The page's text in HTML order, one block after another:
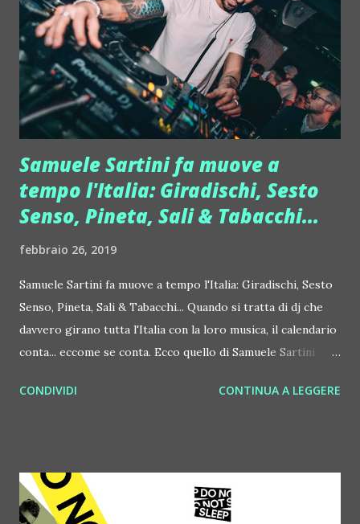
e hip hop. "Il testo della canzone l'ho scritto raccontando
la mia storia, la mia rinascita", racconta Gher. "Non smettere
mai, inseguire i propri sogni. Il mondo della musica non è
facile, ma fermarsi non è mai giusto". Nel 2014 Gher è
entrat...
Samuele Sartini fa muove a
tempo l'Italia: Giradischi, Sesto
Senso, Pineta, Sali & Tabacchi...
febbraio 26, 2019
Samuele Sartini fa muove a tempo l'Italia: Giradischi, Sesto
Senso, Pineta, Sali & Tabacchi... Quando si tratta di dj che
davvero girano tutta l'Italia con la loro musica, il calendario
conta... eccome se conta. Ecco quello di Samuele Sartini
(Faenza); sabato 2 marzo SESTO SENSO (Desenzano del
è tutto: "la domenica di Pasqua, il 21 aprile, sarò come lo
scorso anno in console al Pineta. E' probabilmente la serata
CONDIVIDI CONTINUA A LEGGERE